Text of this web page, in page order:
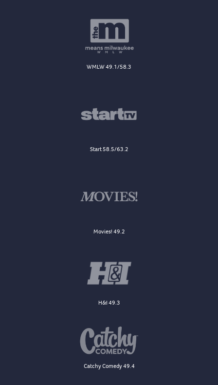
WMLW 49.1/58.3
Start 58.5/63.2
Movies! 49.2
H&I 49.3
Catchy Comedy 49.4